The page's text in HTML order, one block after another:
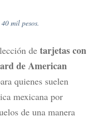
mil pesos.
de tarjetas con
de American
quienes suelen
mexicana por
de una manera